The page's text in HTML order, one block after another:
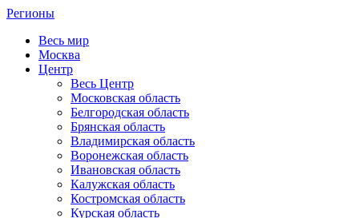
Регионы
Весь мир
Москва
Центр
Весь Центр
Московская область
Белгородская область
Брянская область
Владимирская область
Воронежская область
Ивановская область
Калужская область
Костромская область
Курская область